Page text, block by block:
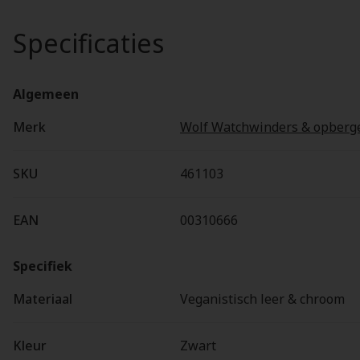
Specificaties
Algemeen
Merk
Wolf Watchwinders &
SKU 461103
EAN 00310666
Specifiek
Materiaal
Veganistisch leer & chroom
Kleur Zwart